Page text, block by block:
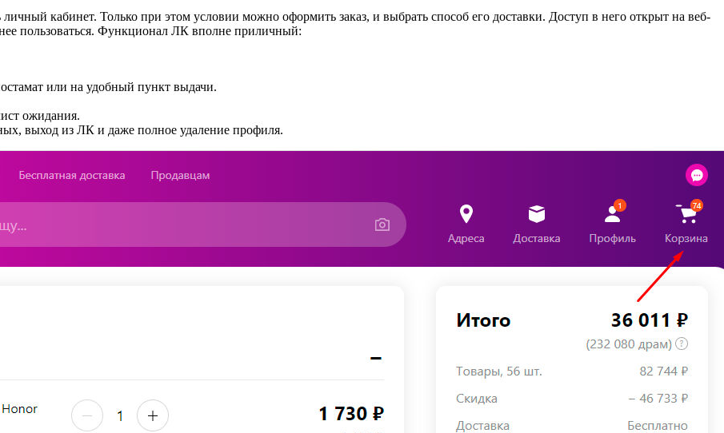
кабинет. Только при этом условии можно оформить заказ, и выбрать способ его доставки. Доступ в него открыт на веб-
пользоваться. Функционал ЛК вполне приличный:
или на удобный пункт выдачи.
ожидания.
выход из ЛК и даже полное удаление профиля.